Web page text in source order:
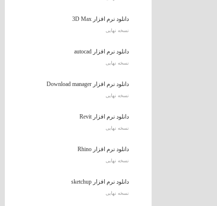
دانلود نرم افزار 3D Max
نسخه نهایی
دانلود نرم افزار autocad
نسخه نهایی
دانلود نرم افزار Download manager
نسخه نهایی
دانلود نرم افزار Revit
نسخه نهایی
دانلود نرم افزار Rhino
نسخه نهایی
دانلود نرم افزار sketchup
نسخه نهایی